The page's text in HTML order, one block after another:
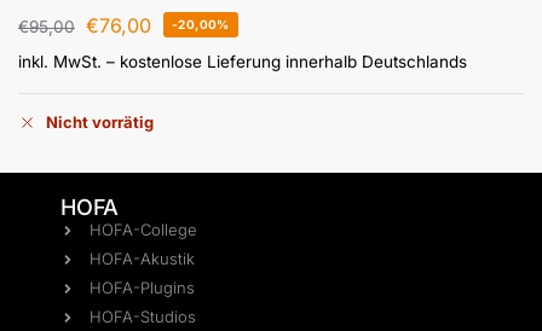
€95,00 €76,00 -20,00%
inkl. MwSt. – kostenlose Lieferung innerhalb Deutschlands
Nicht vorrätig
HOFA
HOFA-College
HOFA-Akustik
HOFA-Plugins
HOFA-Studios